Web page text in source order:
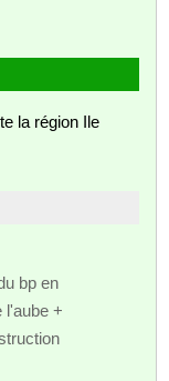
la région Ile
bp en
l'aube +